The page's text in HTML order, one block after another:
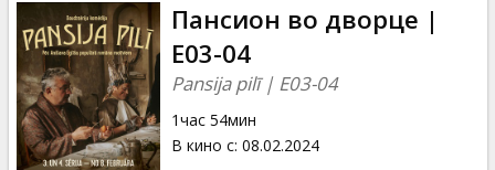
Пансион во дворце |
E03-04
Pansija pilī | E03-04
1час 54мин
В кино с: 08.02.2024